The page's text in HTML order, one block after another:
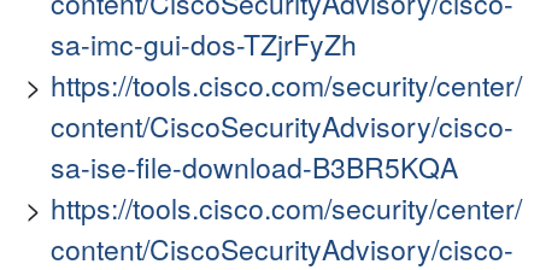
sa-imc-gui-dos-TZjrFyZh
https://tools.cisco.com/security/center/
content/CiscoSecurityAdvisory/cisco-
sa-ise-file-download-B3BR5KQA
https://tools.cisco.com/security/center/
content/CiscoSecurityAdvisory/cisco-